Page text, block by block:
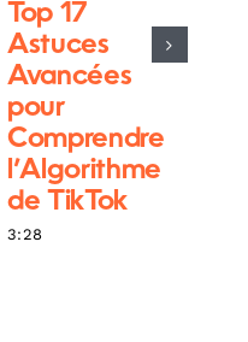
Top 17
Astuces
Avancées
pour
Comprendre
l’Algorithme
de TikTok
3:28